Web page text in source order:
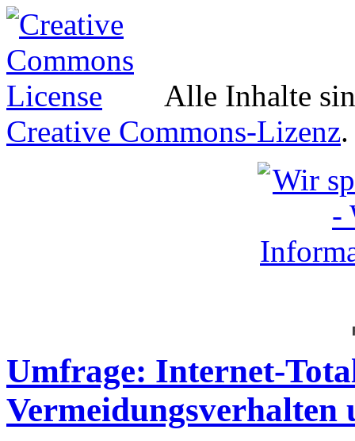
Alle Inhalte
Creative Commons-Lizenz.
Umfrage: Internet-
Vermeidungsverhalten